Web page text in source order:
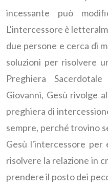
incessante può
L'intercessore è
due persone e cerca di
soluzioni per risolvere
Preghiera
Giovanni, Gesù rivolge
preghiera di
sempre, perché trovino
Gesù l'intercessore per
risolvere la relazione in
prendere il posto dei